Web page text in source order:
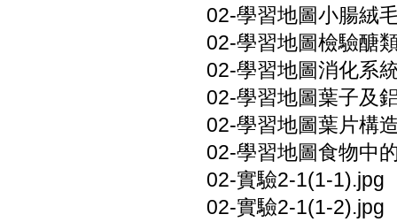
02-學習地圖小腸絨
02-學習地圖檢驗醣
02-學習地圖消化系
02-學習地圖葉子及
02-學習地圖葉片構
02-學習地圖食物中
02-實驗2-1(1-1).jpg
02-實驗2-1(1-2).jpg